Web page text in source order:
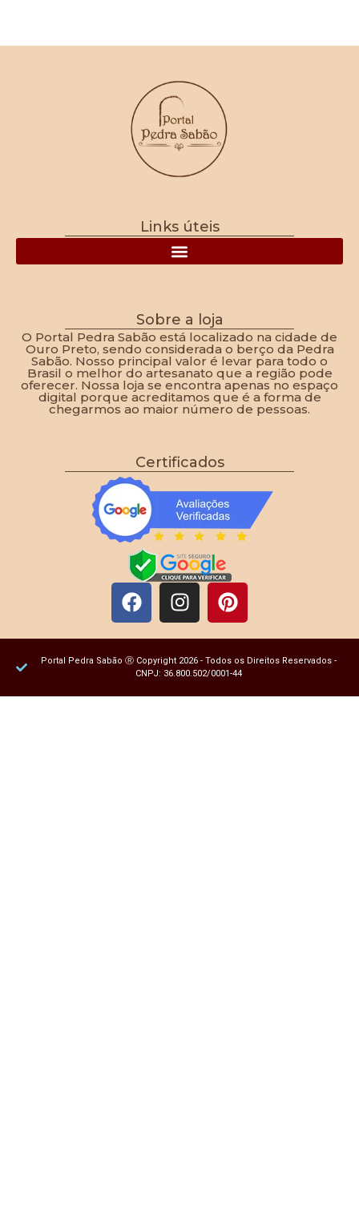
Links úteis
Sobre a loja
O Portal Pedra Sabão está localizado na cidade de
Ouro Preto, sendo considerada o berço da Pedra
Sabão. Nosso principal valor é levar para todo o
Brasil o melhor do artesanato que a região pode
oferecer. Nossa loja se encontra apenas no espaço
digital porque acreditamos que é a forma de
chegarmos ao maior número de pessoas.
Certificados
Portal Pedra Sabão Ⓡ Copyright 2026 - Todos os Direitos Reservados -
CNPJ: 36.800.502/0001-44